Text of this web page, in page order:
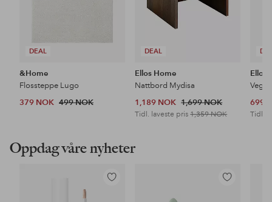
DEAL
&Home
Flossteppe Lugo
379 NOK 499 NOK
DEAL
Ellos Home
Nattbord Mydisa
1,189 NOK 1,699 NOK
Tidl. laveste pris1,359 NOK
Ellos
699
Tidl.
Oppdag våre nyheter
Legg
Legg